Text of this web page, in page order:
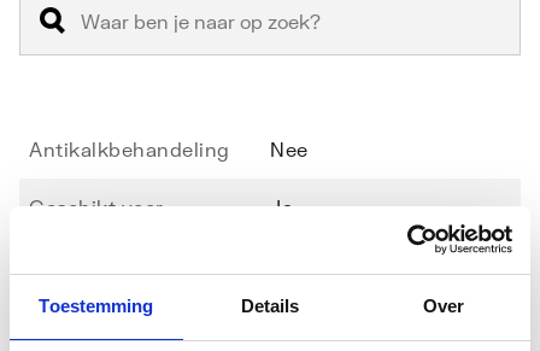
Toestemming Details Over
Antikalkbehandeling Nee
Geschikt voor
Ja